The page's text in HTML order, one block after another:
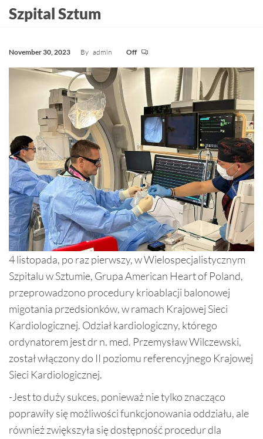
Szpital Sztum
November 30, 2023 By admin Off
4 listopada, po raz pierwszy, w Wielospecjalistycznym
Szpitalu w Sztumie, Grupa American Heart of Poland,
przeprowadzono procedury krioablacji balonowej
migotania przedsionków, w ramach Krajowej Sieci
Kardiologicznej. Odział kardiologiczny, którego
ordynatorem jest dr n. med. Przemysław Wilczewski,
został włączony do II poziomu referencyjnego Krajowej
Sieci Kardiologicznej.
-Jest to duży sukces, ponieważ nie tylko znacząco
poprawiły się możliwości funkcjonowania oddziału, ale
również zwiększyła się dostępność procedur dla